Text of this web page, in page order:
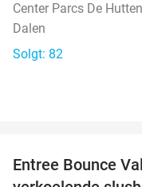
Center Parcs De
Dalen
Solgt: 82
Entree Bounce